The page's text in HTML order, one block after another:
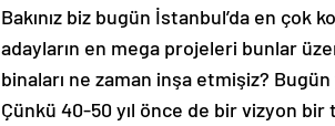
Bakınız biz bugün İstanbul’da en
adayların en mega projeleri bunlar
binaları ne zaman inşa etmişiz? Bugün
Çünkü 40-50 yıl önce de bir vizyon